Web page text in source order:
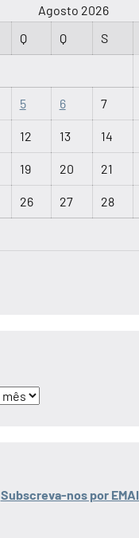
Agosto 2026
Q Q S
5 6 7
12 13 14
19 20 21
26 27 28
Subscreva-nos por